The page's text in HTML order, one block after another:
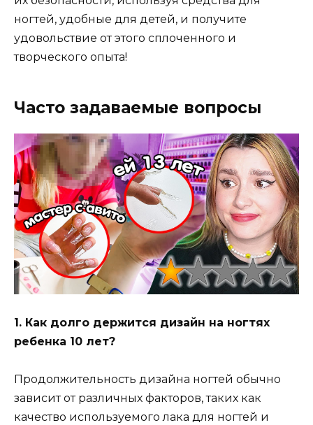
ногтей, удобные для детей, и получите
удовольствие от этого сплоченного и
творческого опыта!
Часто задаваемые вопросы
1. Как долго держится дизайн на ногтях
ребенка 10 лет?
Продолжительность дизайна ногтей обычно
зависит от различных факторов, таких как
качество используемого лака для ногтей и